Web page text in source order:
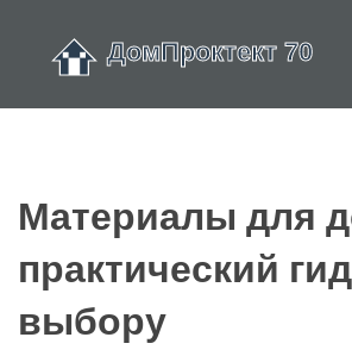
Материалы для
практический
выбору